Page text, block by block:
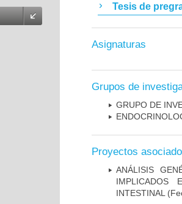
Tesis de
Asignaturas
Grupos de
GRUPO DE
Proyectos
ANÁLISIS
IMPLICADOS
INTESTINAL